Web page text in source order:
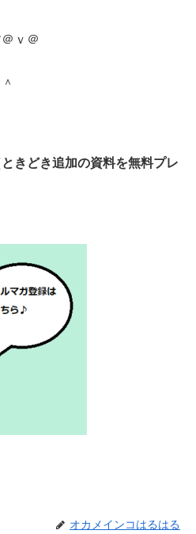
ｖ＠
ときどき追加の資料を無料プレ
オカメインコはるはる